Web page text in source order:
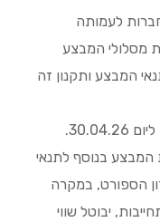
לעמותה
מסלולי המבצע
המבצע ותקנון זה
– עד ליום 30.04.26.
בנוסף לתנאי
הספורט, במקרה
יבוטל שווי